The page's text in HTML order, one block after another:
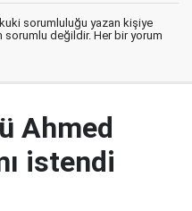
sorumluluğu yazan kişiye
sorumlu değildir. Her bir yorum
Ahmed
istendi